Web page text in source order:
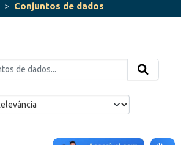
Conjuntos de dados